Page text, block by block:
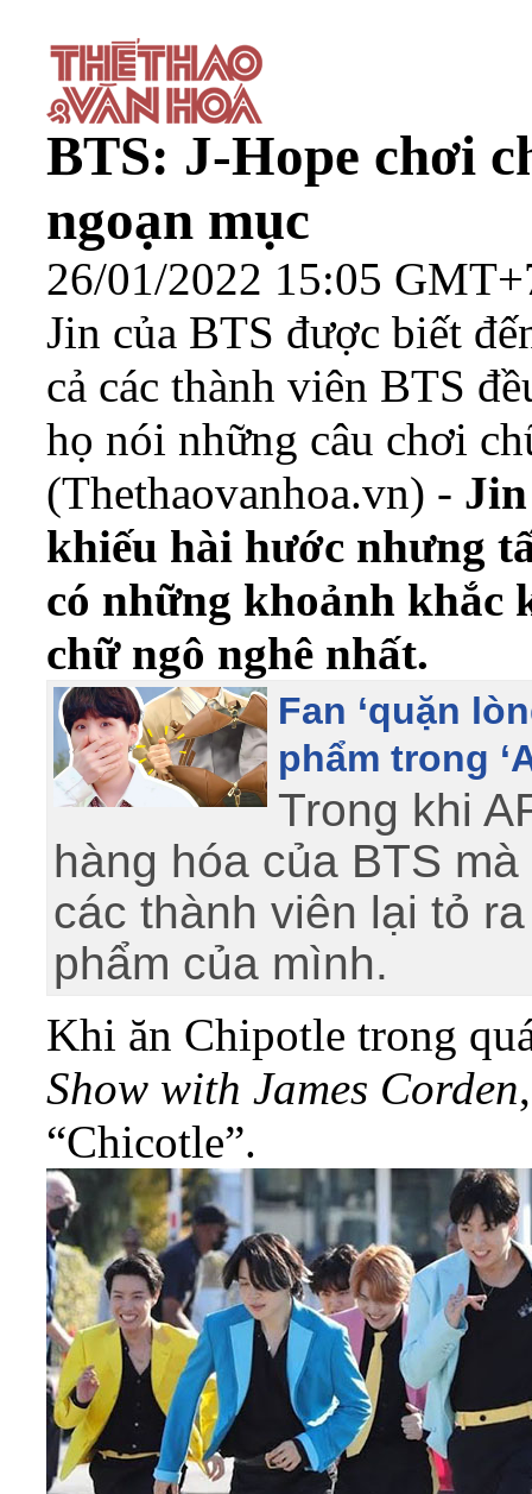
BTS: J-Hope chơi
ngoạn mục
26/01/2022 15:05
Jin của BTS được biết
cả các thành viên BTS
họ nói những câu chơi
(Thethaovanhoa.vn) -
khiếu hài hước nhưng
có những khoảnh khắc
chữ ngô nghê nhất.
Fan ‘quặn
phẩm trong
Trong khi
hàng hóa của BTS
các thành viên lại tỏ
phẩm của mình.
Khi ăn Chipotle trong
Show with James Corden
“Chicotle”.